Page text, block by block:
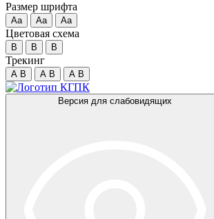
Размер шрифта
Аа Аа Аа
Цветовая схема
B B B
Трекинг
A B A B A B
Версия для слабовидящих